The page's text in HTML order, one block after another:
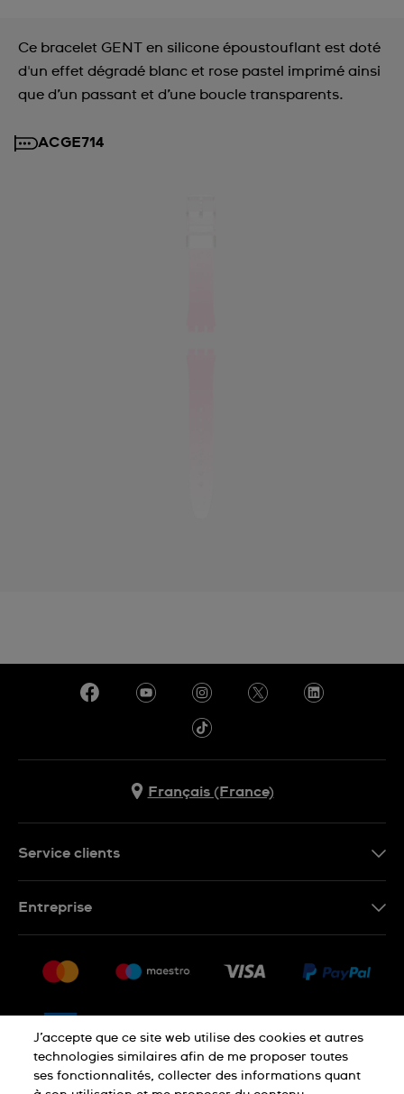
Ce bracelet GENT en silicone époustouflant est doté
d'un effet dégradé blanc et rose pastel imprimé ainsi
que d’un passant et d’une boucle transparents.
ACGE714
Français (France)
Service clients
Retour
CGV
Droit de rétractation
Entreprise
Nous rejoindre
J’accepte que ce site web utilise des cookies et autres
technologies similaires afin de me proposer toutes
ses fonctionnalités, collecter des informations quant